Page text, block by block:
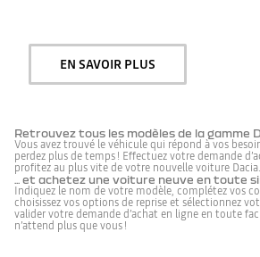
EN SAVOIR PLUS
Retrouvez tous les modèles de la gamme
Vous avez trouvé le véhicule qui répond à vos
perdez plus de temps ! Effectuez votre demande
profitez au plus vite de votre nouvelle voiture
... et achetez une voiture neuve en toute
Indiquez le nom de votre modèle, complétez vos
choisissez vos options de reprise et sélectionnez
valider votre demande d’achat en ligne en toute
n’attend plus que vous !